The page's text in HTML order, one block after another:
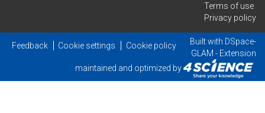
Terms of use
Privacy policy
Feedback Cookie settings Cookie policy Built with DSpace-
GLAM - Extension
maintained and optimized by